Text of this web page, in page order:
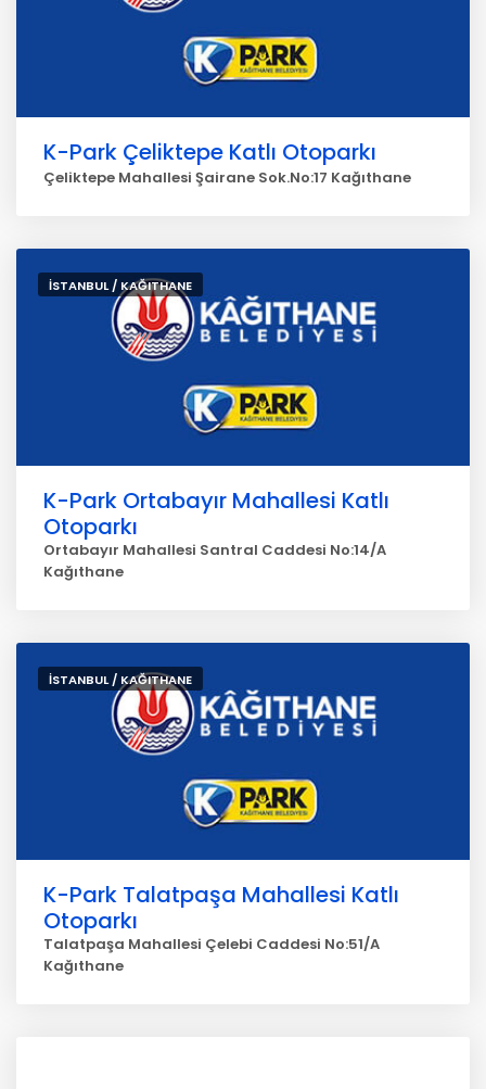
K-Park Çeliktepe Katlı Otoparkı
Çeliktepe Mahallesi Şairane Sok.No:17 Kağıthane
İSTANBUL / KAĞITHANE
K-Park Ortabayır Mahallesi Katlı
Otoparkı
Ortabayır Mahallesi Santral Caddesi No:14/A
Kağıthane
İSTANBUL / KAĞITHANE
K-Park Talatpaşa Mahallesi Katlı
Otoparkı
Talatpaşa Mahallesi Çelebi Caddesi No:51/A
Kağıthane